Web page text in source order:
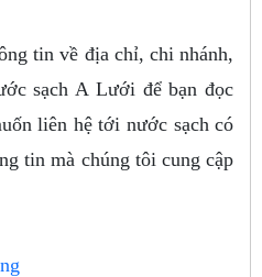
tin về địa chỉ, chi nhánh,
sạch A Lưới để bạn đọc
liên hệ tới nước sạch có
tin mà chúng tôi cung cập